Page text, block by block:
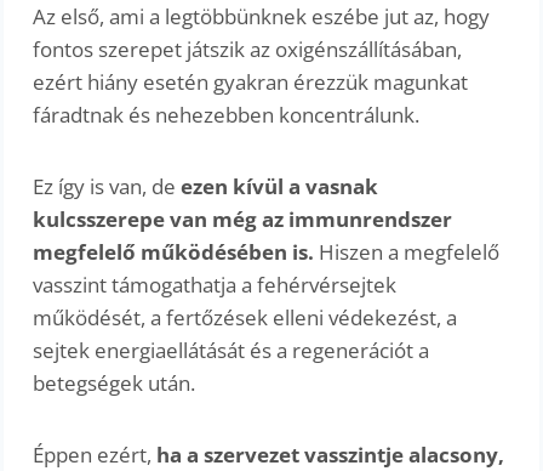
Az első, ami a legtöbbünknek eszébe jut az, hogy
fontos szerepet játszik az oxigénszállításában,
ezért hiány esetén gyakran érezzük magunkat
fáradtnak és nehezebben koncentrálunk.
Ez így is van, deezen kívül a vasnak
kulcsszerepe van még az immunrendszer
megfelelő működésében is. Hiszen a megfelelő
vasszint támogathatja a fehérvérsejtek
működését, a fertőzések elleni védekezést, a
sejtek energiaellátását és a regenerációt a
betegségek után.
Éppen ezért, ha a szervezet vasszintje alacsony,